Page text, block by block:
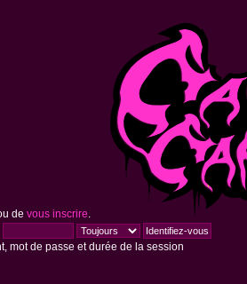
de vous inscrire
mot de passe et durée de la session